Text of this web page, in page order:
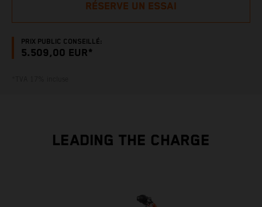
PRIX PUBLIC CONSEILLÉ:
5.509,00 EUR*
RÉSERVE UN ESSAI
LEADING THE CHARGE